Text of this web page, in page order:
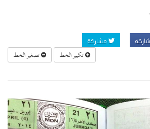
مشاركة
تكبير الخط تصغير الخط